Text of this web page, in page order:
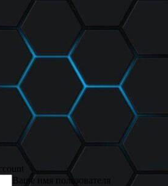
Ваше имя пользователя